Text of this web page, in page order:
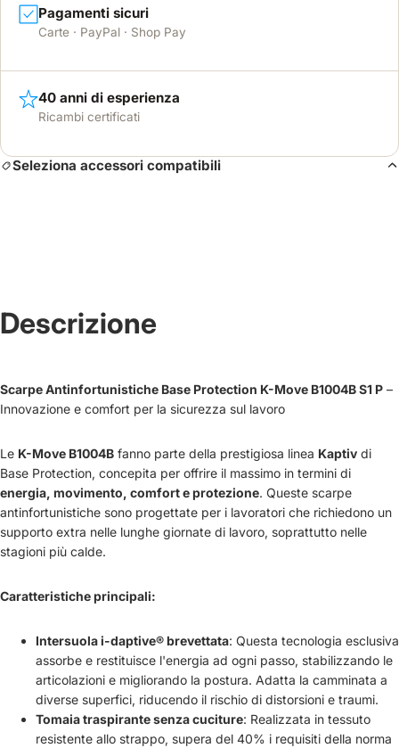
Pagamenti sicuri
Carte · PayPal · Shop Pay
40 anni di esperienza
Ricambi certificati
Seleziona accessori compatibili
Descrizione
Scarpe Antinfortunistiche Base Protection K-Move B1004B S1 P –
Innovazione e comfort per la sicurezza sul lavoro
Le K-Move B1004B fanno parte della prestigiosa linea Kaptiv di
Base Protection, concepita per offrire il massimo in termini di
energia, movimento, comfort e protezione. Queste scarpe
antinfortunistiche sono progettate per i lavoratori che richiedono un
supporto extra nelle lunghe giornate di lavoro, soprattutto nelle
stagioni più calde.
Caratteristiche principali:
Intersuola i-daptive® brevettata: Questa tecnologia esclusiva
assorbe e restituisce l'energia ad ogni passo, stabilizzando le
articolazioni e migliorando la postura. Adatta la camminata a
diverse superfici, riducendo il rischio di distorsioni e traumi.
Tomaia traspirante senza cuciture: Realizzata in tessuto
resistente allo strappo, supera del 40% i requisiti della norma